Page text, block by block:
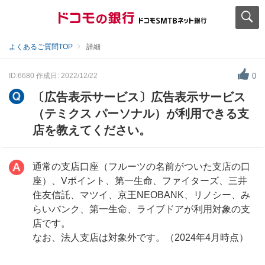
よくあるご質問TOP 詳細
ID:6680 作成日: 2022/12/22 0
〔広告表示サービス〕広告表示サービス
（テミクス パーソナル）が利用できる支
店を教えてください。
通常の支店口座（フルーツの名前がついた支店の口
座）、Vポイント、第一生命、ファイターズ、三井
住友信託、マツイ、京王NEOBANK、リノシー、み
らいバンク、第一生命、ライブドアが利用対象の支
店です。
なお、法人支店は対象外です。（2024年4月時点）